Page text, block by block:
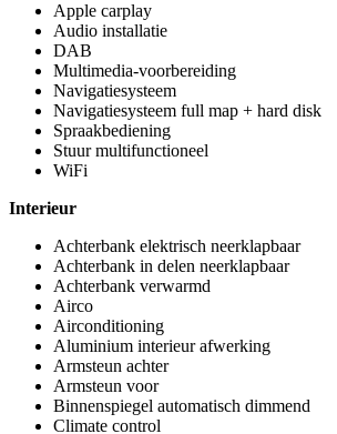
Apple carplay
Audio installatie
DAB
Multimedia-voorbereiding
Navigatiesysteem
Navigatiesysteem full map + hard disk
Spraakbediening
Stuur multifunctioneel
WiFi
Interieur
Achterbank elektrisch neerklapbaar
Achterbank in delen neerklapbaar
Achterbank verwarmd
Airco
Airconditioning
Aluminium interieur afwerking
Armsteun achter
Armsteun voor
Binnenspiegel automatisch dimmend
Climate control